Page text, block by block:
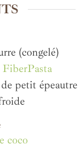
(congelé)
petit épeautre
coco